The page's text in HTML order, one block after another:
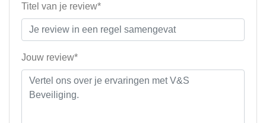
Titel van je review*
Jouw review*